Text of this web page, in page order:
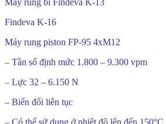
Findeva K-16
Máy rung piston FP-95 4xM12
– Tần số định mức 1.800 – 9.300 vpm
– Lực 32 – 6.150 N
– Biến đổi liên tục
– Có thể sử dụng ở nhiệt độ lên đến 150°C.